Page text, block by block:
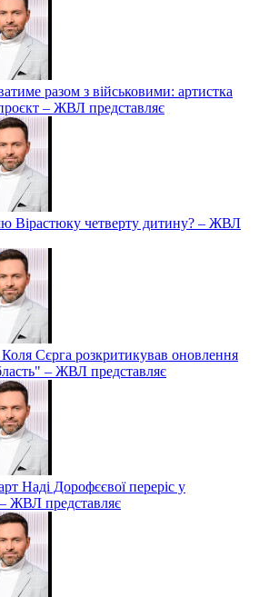
разом з військовими: артистка
– ЖВЛ представляє
Вірастюку четверту дитину? – ЖВЛ
Сєрга розкритикував оновлення
– ЖВЛ представляє
Наді Дорофєєвої переріс у
ЖВЛ представляє